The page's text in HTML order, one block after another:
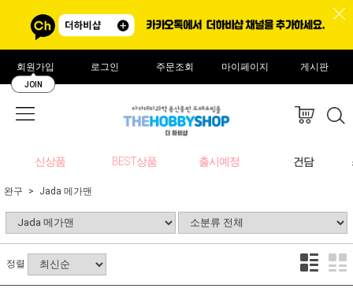
회원가입
JOIN
로그인 주문조회 마이페이지 게시판
신상품 BEST상품 출시예정 건담
완구 Jada 메가맨
정렬